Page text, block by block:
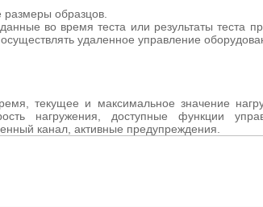
образцов.
во время теста или результаты теста
удаленное управление
текущее и максимальное значение
нагружения, доступные функции
канал, активные предупреждения.